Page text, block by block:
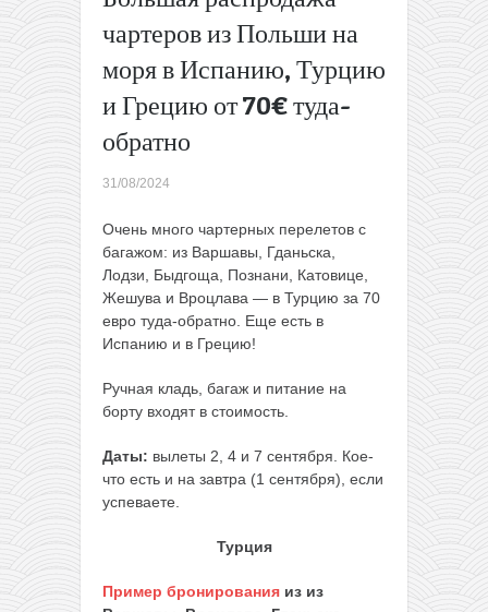
чартеров из Польши на
моря в Испанию, Турцию
и Грецию от 70€ туда-
обратно
31/08/2024
Очень много чартерных перелетов с
багажом: из Варшавы, Гданьска,
Лодзи, Быдгоща, Познани, Катовице,
Жешува и Вроцлава — в Турцию за 70
евро туда-обратно. Еще есть в
Испанию и в Грецию!
Ручная кладь, багаж и питание на
борту входят в стоимость.
Даты: вылеты 2, 4 и 7 сентября. Кое-
что есть и на завтра (1 сентября), если
успеваете.
Турция
Пример бронирования из из
сторону
Их скоро
не будет:
всего от
туда-
обратно